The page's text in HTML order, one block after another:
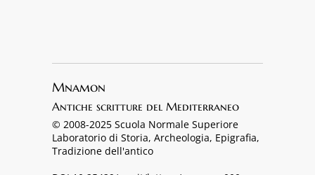
Mnamon
Antiche scritture del Mediterraneo
© 2008-2025 Scuola Normale Superiore
Laboratorio di Storia, Archeologia, Epigrafia,
Tradizione dell'antico